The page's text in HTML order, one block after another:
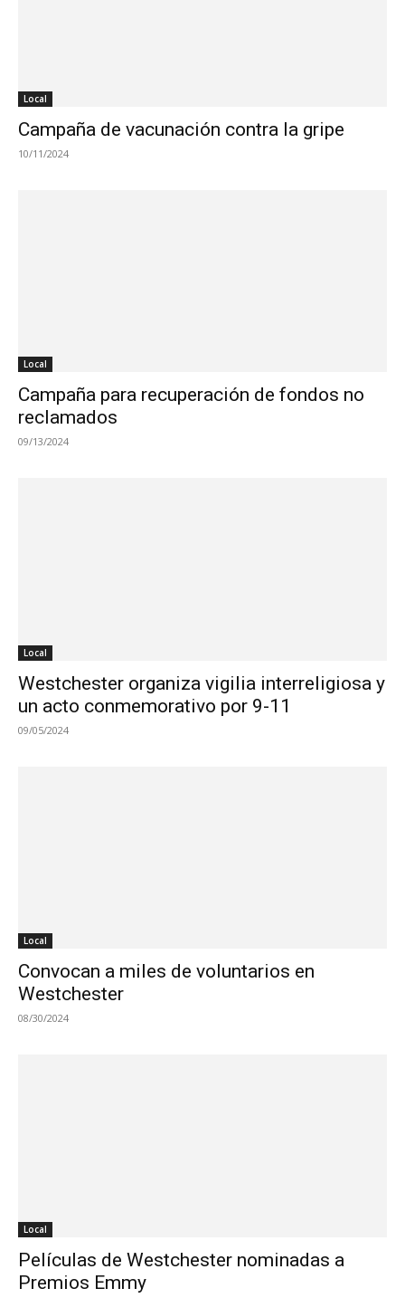
Local
Campaña de vacunación contra la gripe
10/11/2024
Local
Campaña para recuperación de fondos no
reclamados
09/13/2024
Local
Westchester organiza vigilia interreligiosa y
un acto conmemorativo por 9-11
09/05/2024
Local
Convocan a miles de voluntarios en
Westchester
08/30/2024
Local
Películas de Westchester nominadas a
Premios Emmy